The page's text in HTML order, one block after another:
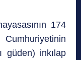
174
güden) inkılap